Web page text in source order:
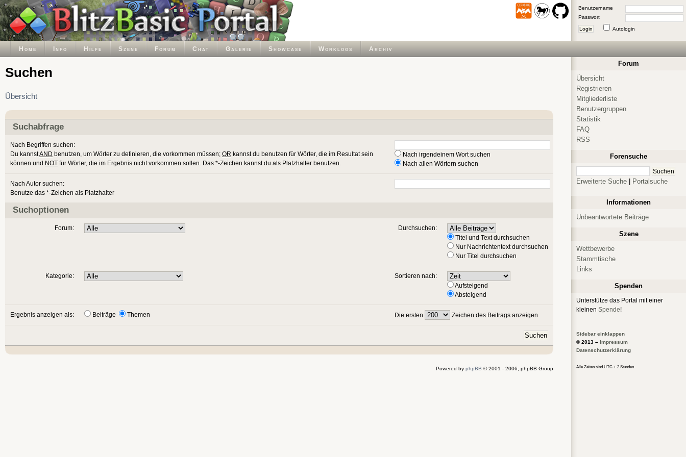
Benutzername
Passwort
Login Autologin
Home Info Hilfe Szene Forum Chat Galerie Showcase Worklogs Archiv
Suchen
Übersicht
Suchabfrage
Nach Begriffen suchen:
Du kannstAND benutzen, um Wörter zu definieren, die vorkommen müssen; OR kannst du benutzen für Wörter, die im Resultat sein
können und NOT für Wörter, die im Ergebnis nicht vorkommen sollen. Das *-Zeichen kannst du als Platzhalter benutzen.
Nach irgendeinem Wort suchen
Nach allen Wörtern suchen
Nach Autor suchen:
Benutze das *-Zeichen als Platzhalter
Suchoptionen
Forum:
Durchsuchen:
Titel und Text durchsuchen
Nur Nachrichtentext durchsuchen
Nur Titel durchsuchen
Kategorie:
Sortieren nach:
Aufsteigend
Absteigend
Ergebnis anzeigen als: Beiträge Themen Die ersten Zeichen des Beitrags anzeigen
Powered by phpBB © 2001 - 2006, phpBB Group
Forum
Übersicht
Registrieren
Mitgliederliste
Benutzergruppen
Statistik
FAQ
RSS
Forensuche
Erweiterte Suche Portalsuche
Informationen
Unbeantwortete Beiträge
Szene
Wettbewerbe
Stammtische
Links
Spenden
Unterstütze das Portal mit einer
kleinen Spende!
Sidebar einklappen
© 2013 – Impressum
Datenschutzerklärung
Alle Zeiten sind UTC + 2 Stunden